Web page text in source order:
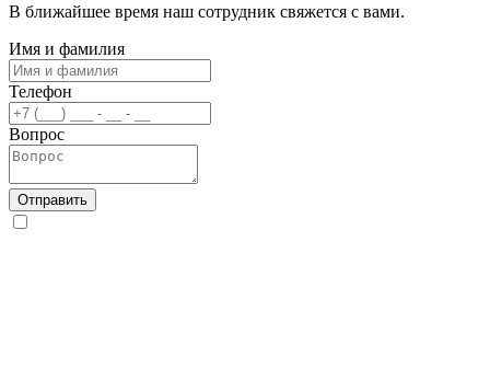
В ближайшее время наш сотрудник свяжется с вами.
Имя и фамилия
Телефон
Вопрос
Отправить